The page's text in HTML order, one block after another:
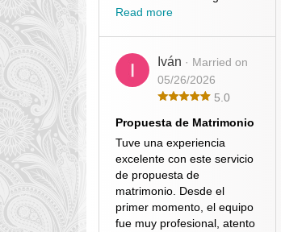
Read more
Iván · Married on
05/26/2026
5.0
Propuesta de Matrimonio
Tuve una experiencia
excelente con este servicio
de propuesta de
matrimonio. Desde el
primer momento, el equipo
fue muy profesional, atento